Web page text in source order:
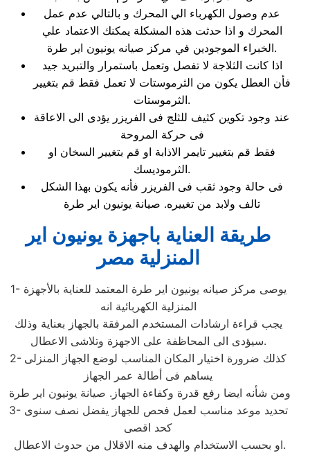
عدم وصول الكهرباء الي المحرك و بالتالي عدم عمل
المحرك و اذا حدثت هذه المشكلة يمكنك الاعتماد علي
الخبراء الموجودين في مركز صيانه يونيون اير طرة.
اذا كانت الثلاجة لا تفصل وتعمل باستمرار والتبريد جيد
فأن العطل يكون من الثرموستات لا تعمل فقط قم بتغيير
الثرموستات.
عند وجود تكوين كثيف للثلج فى الفريزر يؤدى الى الاعاقة
فى حركة المروحة
فقط قم بتغيير تايمر الاذابة او قم بتغيير السخان او
الثرموديسك.
فى حالة وجود ثقب فى الفريزر فأنه يكون بهذا الشكل
تالف ولابد من تغييره. صيانة يونيون اير طرة
طريقة العناية باجهزة يونيون اير
المنزلية مصر
1- يوصى مركز صيانه يونيون اير طرة المعتمد للعناية بالأجهزة
المنزلية الكهربائية انه
يجب قراءة ارشادات المستخدم المرفقة بالجهاز بعناية وذلك
سيؤدى الى المحاظفة على الاجهزة وتلاشى الاعطال.
2- كذلك ضرورة اختيار المكان المناسب لوضع الجهاز المنزلى
يساهم فى أطالة عمر الجهاز
ومن شأنه ايضا رفع قدرة وكفاءة الجهاز. صيانة يونيون اير طرة
3- تحديد موعد مناسب لعمل فحص للجهاز يفضل نصف سنوى
كحد اقصى
او بحسب الاستخدام والهدف منه الاقلال من حدوث الاعطال.